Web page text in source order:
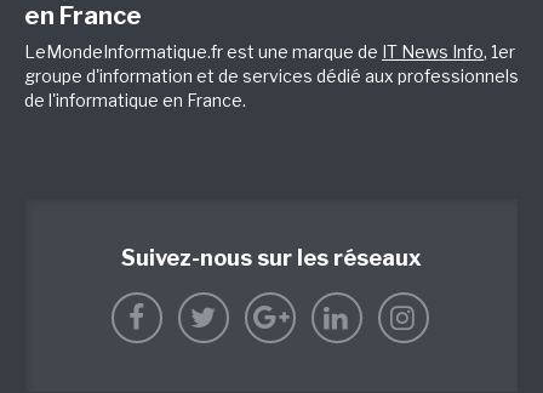
en France
LeMondeInformatique.fr est une marque de IT News Info, 1er
groupe d'information et de services dédié aux professionnels
de l'informatique en France.
Suivez-nous sur les réseaux